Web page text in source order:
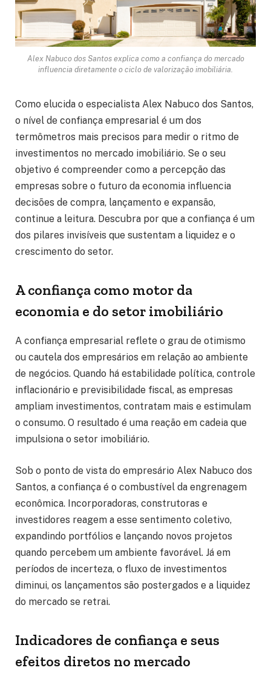
Alex Nabuco dos Santos explica como a confiança do mercado
influencia diretamente o ciclo de valorização imobiliária.
Como elucida o especialista Alex Nabuco dos Santos,
o nível de confiança empresarial é um dos
termômetros mais precisos para medir o ritmo de
investimentos no mercado imobiliário. Se o seu
objetivo é compreender como a percepção das
empresas sobre o futuro da economia influencia
decisões de compra, lançamento e expansão,
continue a leitura. Descubra por que a confiança é um
dos pilares invisíveis que sustentam a liquidez e o
crescimento do setor.
A confiança como motor da
economia e do setor imobiliário
A confiança empresarial reflete o grau de otimismo
ou cautela dos empresários em relação ao ambiente
de negócios. Quando há estabilidade política, controle
inflacionário e previsibilidade fiscal, as empresas
ampliam investimentos, contratam mais e estimulam
o consumo. O resultado é uma reação em cadeia que
impulsiona o setor imobiliário.
Sob o ponto de vista do empresário Alex Nabuco dos
Santos, a confiança é o combustível da engrenagem
econômica. Incorporadoras, construtoras e
investidores reagem a esse sentimento coletivo,
expandindo portfólios e lançando novos projetos
quando percebem um ambiente favorável. Já em
períodos de incerteza, o fluxo de investimentos
diminui, os lançamentos são postergados e a liquidez
do mercado se retrai.
Indicadores de confiança e seus
efeitos diretos no mercado